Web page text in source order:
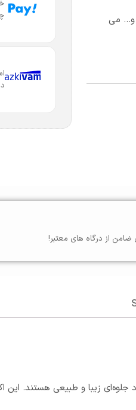
و… می
از درگاه های معتبر!
رنگ‌آمیزی موها و ایجاد جلوه‌ای زیبا و